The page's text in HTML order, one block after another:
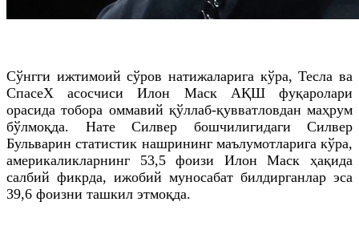
Сўнгги ижтимоий сўров натижаларига кўра, Тесла ва
СпасеХ асосчиси Илон Маск АҚШ фуқаролари
орасида тобора оммавий қўллаб-қувватловдан маҳрум
бўлмоқда. Нате Силвер бошчилигидаги Силвер
Бульварин статистик нашрининг маълумотларига кўра,
америкаликларнинг 53,5 фоизи Илон Маск ҳақида
салбий фикрда, ижобий муносабат билдирганлар эса
39,6 фоизни ташкил этмоқда.